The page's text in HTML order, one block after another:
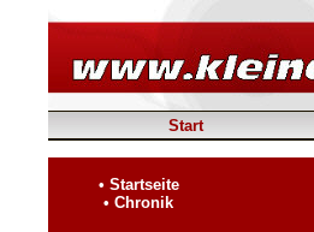
Start
• Startseite
• Chronik